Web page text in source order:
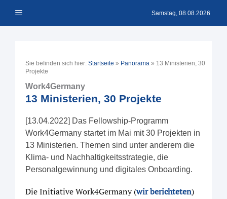
Inhalt Menü Samstag, 08.08.2026
Sie befinden sich hier: Startseite » Panorama » 13 Ministerien, 30
Projekte
Work4Germany
13 Ministerien, 30 Projekte
[13.04.2022] Das Fellowship-Programm
Work4Germany startet im Mai mit 30 Projekten in
13 Ministerien. Themen sind unter anderem die
Klima- und Nachhaltigkeitsstrategie, die
Personalgewinnung und digitales Onboarding.
Die Initiative Work4Germany (wir berichteten)